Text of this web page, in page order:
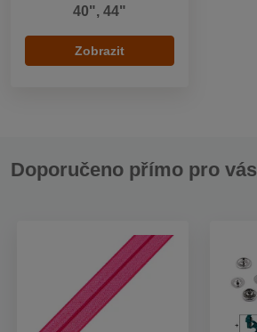
40", 44"
Zobrazit
Doporučeno přímo pro vás